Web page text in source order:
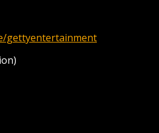
gettyentertainment